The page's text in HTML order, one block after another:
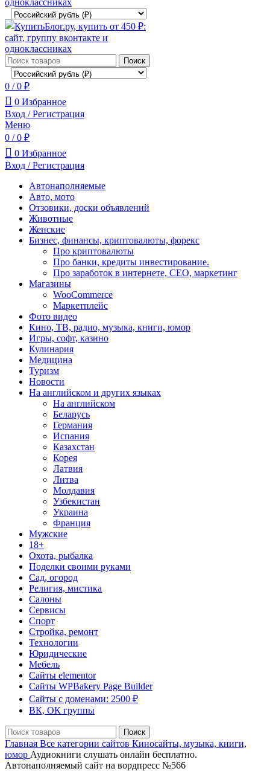
Поиск
0 / 0 ₽
0 Избранное
Вход / Регистрация
Меню
0 / 0 ₽
0 Избранное
Вход / Регистрация
Автонаполняемые
Авто, мото
Отзовики, доски объявлений
Животные
Женские
Бизнес, финансы, криптовалюты, форекс
Про криптовалюты
Про банки, кредиты инвестирование.
Про заработок в интернете, СЕО, маркетинг
Магазины
WooCommerce
Маркетплейс
Фото видео
Кино, ТВ, радио, музыка, книги, юмор
Игры, софт, казино
Кулинария
Медицина
Туризм
Новости
На английском и других языках
На английском
Беларусь
Германия
Испания
Казахстан
Корея
Латвия
Литва
Молдавия
Узбекистан
Украина
Франция
Мужские
18+
Охота, рыбалка
Поделки своими руками
Сад, огород
Религия, мистика
Салоны
Сервисы
Спорт
Стройка, ремонт
Технологии
Юридические
Мебель
Сайты elementor
Сайты WPBakery Page Builder
Сайты с доменами: 2500 ₽
ВК, ОК группы
Поиск
Главная Все категории сайтов Киносайты, музыка, книги,
юмор Аудиокниги слушать онлайн бесплатно.
Автонаполняемый сайт на вордпресс №566